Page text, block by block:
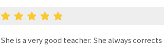
She is a very good teacher. She always